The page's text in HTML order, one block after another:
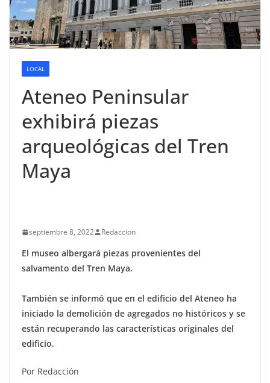
LOCAL
Ateneo Peninsular
exhibirá piezas
arqueológicas del Tren
Maya
septiembre 8, 2022 Redaccion
El museo albergará piezas provenientes del
salvamento del Tren Maya.
También se informó que en el edificio del Ateneo ha
iniciado la demolición de agregados no históricos y se
están recuperando las características originales del
edificio.
Por Redacción